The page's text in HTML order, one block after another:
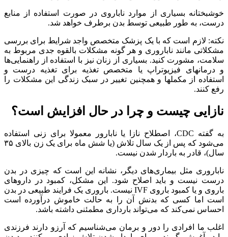
خوشبختانه بسیاری از موارد ناباروی در صورت استفاده از منابع
درست، به طور طبیعی توسط بدن برطرف خواهد شد.
نکته: لازم است که با یک پزشک متخصص واجد شرایط برای بررسی
مشکلاتی مانند ناباروری و هر گونه مشکلات بالقوه جدی مربوط به
سلامت، مشورت کنید. بسیاری از زنان نیز با استفاده از راهنمایی‌ها
و درمانهای فیزیوتراپ یا متخصص تغذیه برای تغذیه درست و
استفاده از مکملها و همچنین تغییر در سبک زندگی این مشکلات را
رفع کنند.
نازایی چیست و چرا در حال افزایش است؟
به گفته CDC، اصطلاح نازا یا نابارور معمولا برای زنی استفاده
می‌شود که پس از یک سال تلاش (یا شش ماه برای یک زن بالای ۳۵
سال)، قادر به باردار شدن نیست.
ناباروری مثل بیماری‌های دیگر، نشانه این است که چیزی در بدن
درست نیست و باید اصلاح شود. این مشکل، کمبود در داروهای
باروی و یا کمبود باروی IVF نیست. باروری یک فرایند طبیعی در بدن
است اما کسی که بدنش آن را به حالت خاموش درآورده است
احساس نمی‌کند که می‌تواند بارداری مطمئنی داشته باشد.
اغلب ما افرادی را دور و برمان می‌شناسیم که آرزو دارند فرزندی